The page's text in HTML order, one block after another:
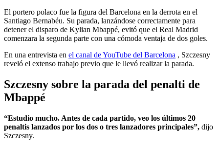
El portero polaco fue la figura del Barcelona en la derrota en el
Santiago Bernabéu. Su parada, lanzándose correctamente para
detener el disparo de Kylian Mbappé, evitó que el Real Madrid
comenzara la segunda parte con una cómoda ventaja de dos goles.
En una entrevista en el canal de YouTube del Barcelona , ​​Szczesny
reveló el extenso trabajo previo que le llevó realizar la parada.
Szczesny sobre la parada del penalti de
Mbappé
“Estudio mucho. Antes de cada partido, veo los últimos 20
penaltis lanzados por los dos o tres lanzadores principales”, dijo
Szczesny.